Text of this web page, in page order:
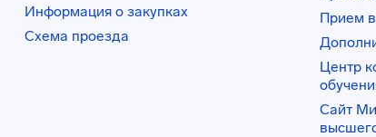
Информация о закупках
Схема проезда
Прием
Центр
Сайт